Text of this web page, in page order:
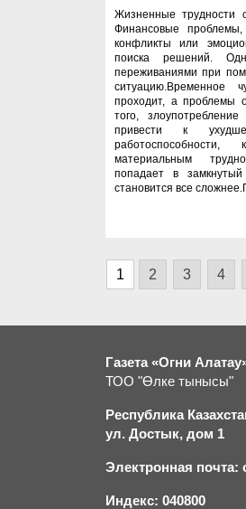
Жизненные трудности
Финансовые
конфликты или
поиска решений.
переживаниями при
ситуацию.Временное
проходит, а проблемы
того,
привести к
материальным
попадает в
становится все
1 2 3 4
Газета «Огни
ТОО "Өлке тынысы"
Республика
ул. Достык, дом 1
Электронная почта:
Индекс: 040800